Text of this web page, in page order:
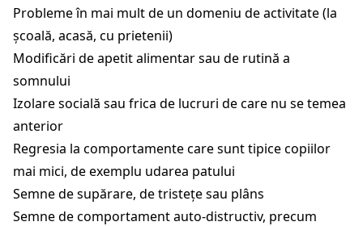
Probleme în mai mult de un domeniu de activitate (la
școală, acasă, cu prietenii)
Modificări de apetit alimentar sau de rutină a
somnului
Izolare socială sau frica de lucruri de care nu se temea
anterior
Regresia la comportamente care sunt tipice copiilor
mai mici, de exemplu udarea patului
Semne de supărare, de tristețe sau plâns
Semne de comportament auto-distructiv, precum